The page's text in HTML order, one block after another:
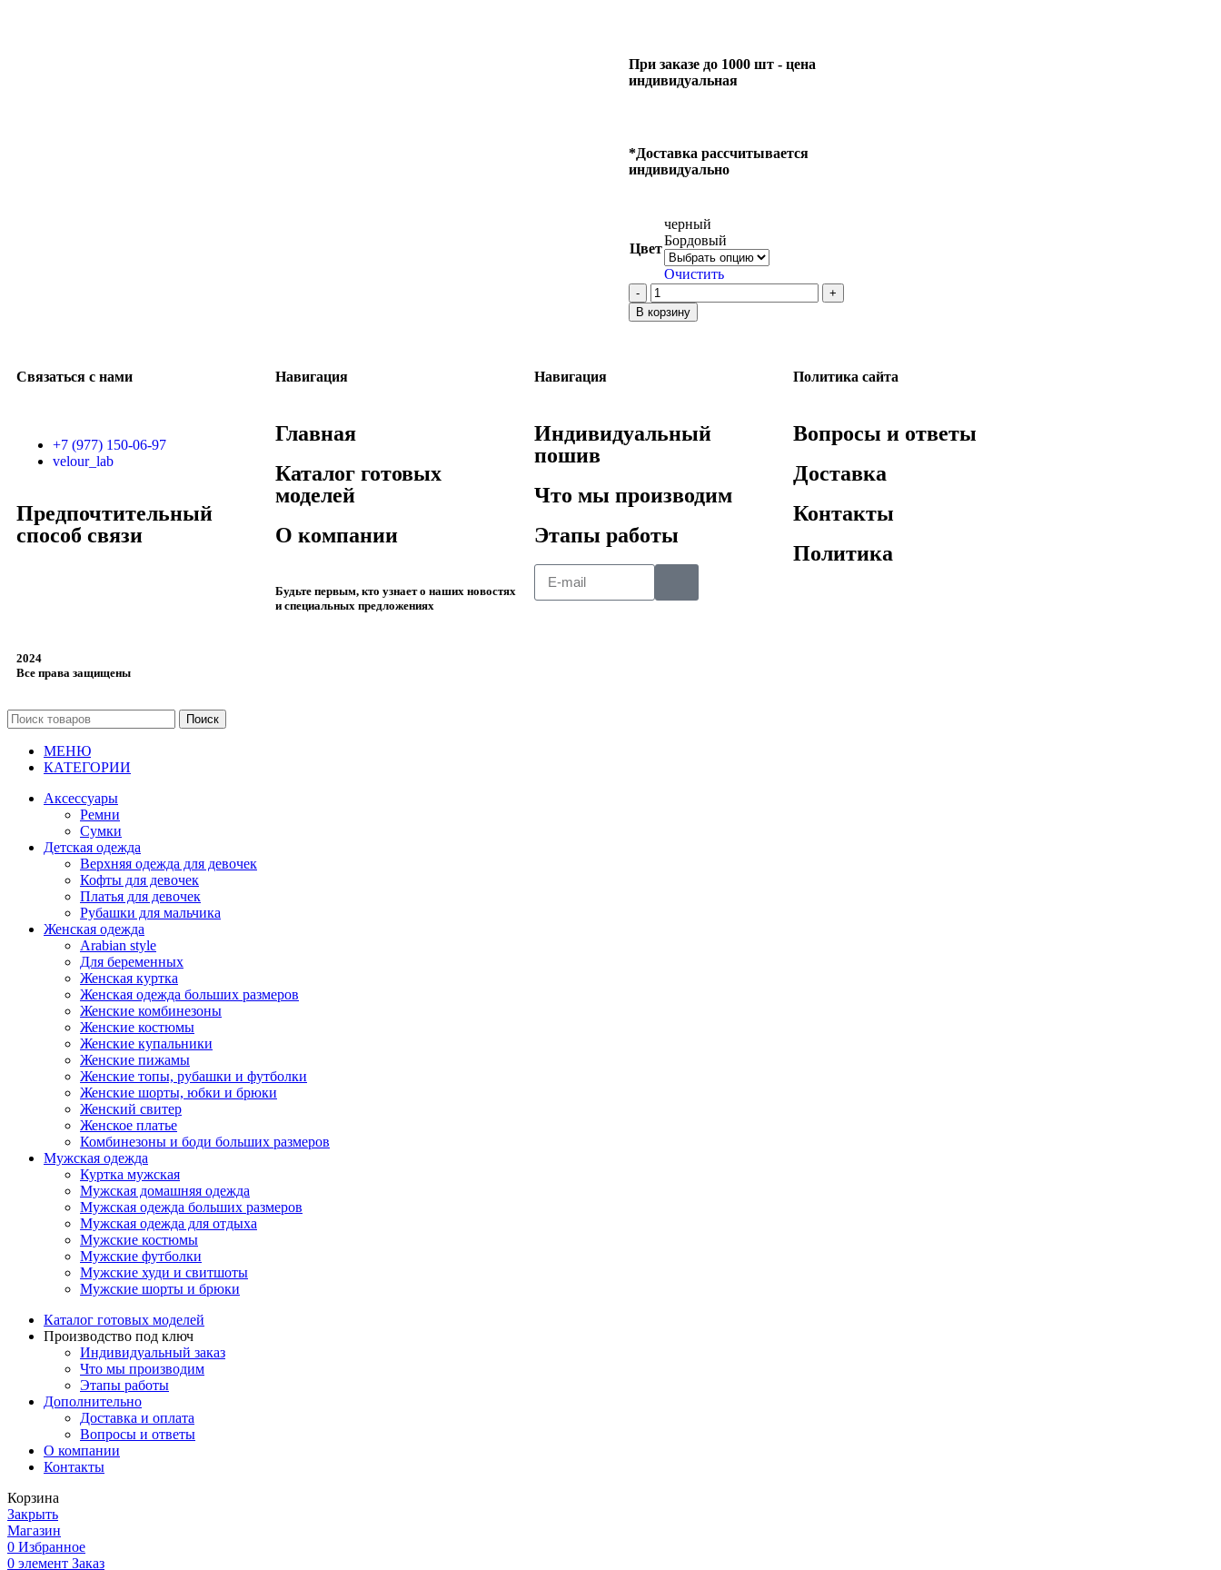
При заказе до 1000 шт - цена
индивидуальная
*Доставка рассчитывается
индивидуально
Цвет
черный
Бордовый
Очистить
В корзину
Связаться с нами
+7 (977) 150-06-97
velour_lab
Предпочтительный
способ связи
2024
Все права защищены
Навигация
Главная
Каталог готовых
моделей
О компании
Будьте первым, кто узнает о наших новостях
и специальных предложениях
Навигация
Индивидуальный
пошив
Что мы производим
Этапы работы
Политика сайта
Вопросы и ответы
Доставка
Контакты
Политика
Поиск
МЕНЮ
КАТЕГОРИИ
Аксессуары
Ремни
Сумки
Детская одежда
Верхняя одежда для девочек
Кофты для девочек
Платья для девочек
Рубашки для мальчика
Женская одежда
Arabian style
Для беременных
Женская куртка
Женская одежда больших размеров
Женские комбинезоны
Женские костюмы
Женские купальники
Женские пижамы
Женские топы, рубашки и футболки
Женские шорты, юбки и брюки
Женский свитер
Женское платье
Комбинезоны и боди больших размеров
Мужская одежда
Куртка мужская
Мужская домашняя одежда
Мужская одежда больших размеров
Мужская одежда для отдыха
Мужские костюмы
Мужские футболки
Мужские худи и свитшоты
Мужские шорты и брюки
Каталог готовых моделей
Производство под ключ
Индивидуальный заказ
Что мы производим
Этапы работы
Дополнительно
Доставка и оплата
Вопросы и ответы
О компании
Контакты
Корзина
Закрыть
Магазин
0 Избранное
0 элемент Заказ